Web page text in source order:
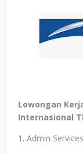
Lowongan
Internasional
1. Admin Services